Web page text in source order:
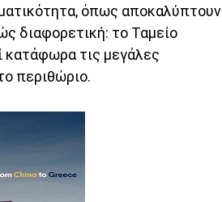
όπως αποκαλύπτουν
διαφορετική: το Ταμείο
κατάφωρα τις μεγάλες
περιθώριο.